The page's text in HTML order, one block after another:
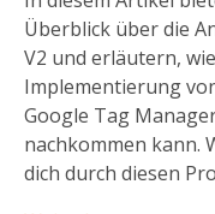
Überblick über die
V2 und erläutern,
Implementierung
Google Tag
nachkommen kann.
dich durch diesen